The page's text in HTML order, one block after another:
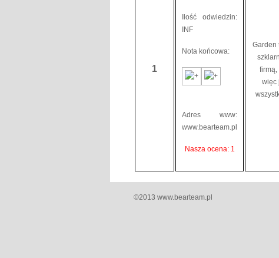
1
Ilość odwiedzin:
INF
Nota końcowa:
Adres www:
www.bearteam.pl
Nasza ocena: 1
Garden
firmą,
więc
©2013 www.bearteam.pl